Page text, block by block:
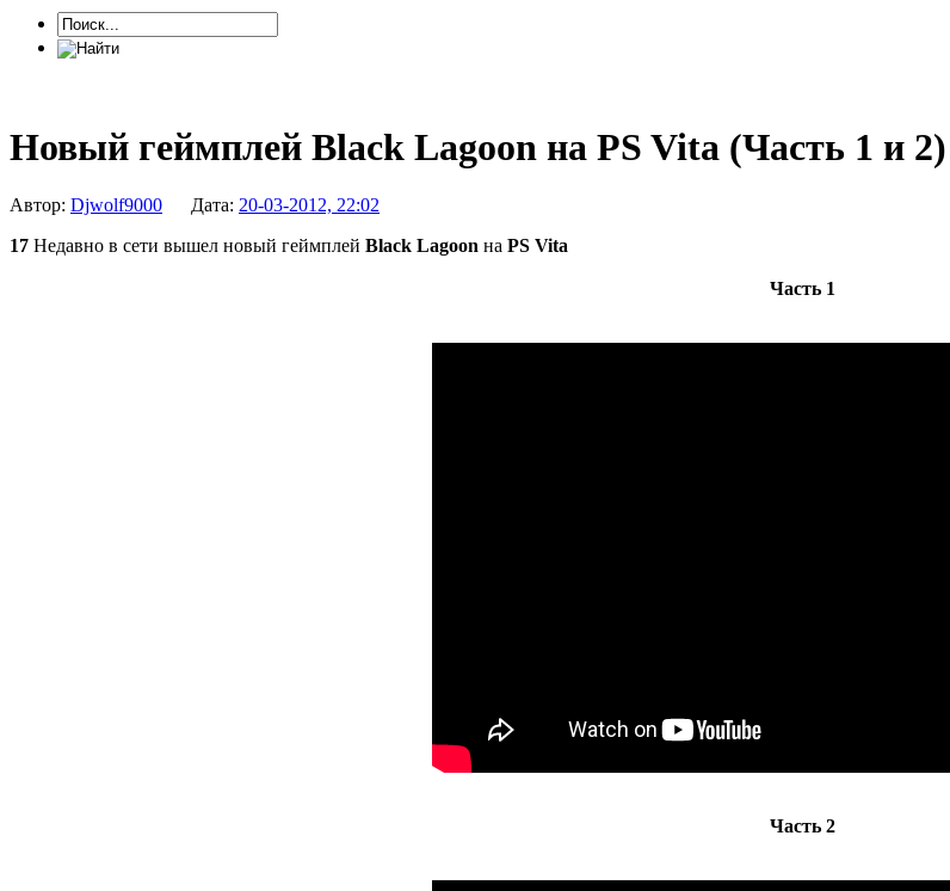
Новый геймплей Black Lagoon на PS Vita (Часть 1 и 2)
Автор: Djwolf9000 Дата: 20-03-2012, 22:02
17 Недавно в сети вышел новый геймплей Black Lagoon на PS Vita
Часть 1
Часть 2